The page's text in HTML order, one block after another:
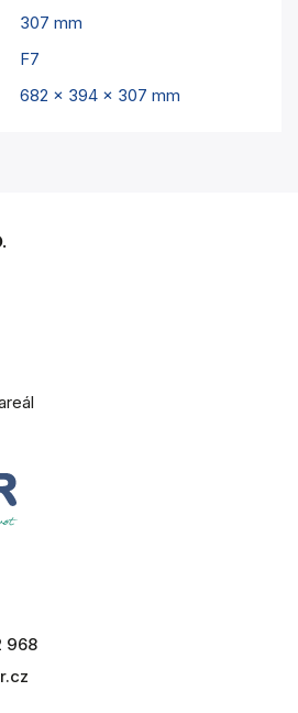
307 mm
F7
682 x 394 x 307 mm
968